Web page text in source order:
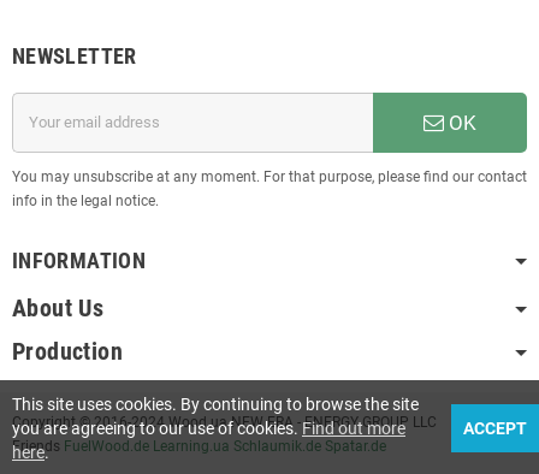
NEWSLETTER
OK
You may unsubscribe at any moment. For that purpose, please find our contact
info in the legal notice.
INFORMATION
About Us
Production
Copyright © 2016-2024 Wood.ua NEW ERA - ENERGY GROUP LLC
Friends FuelWood.de Learning.ua Schlaumik.de Spatar.de
This site uses cookies. By continuing to browse the site
you are agreeing to our use of cookies.Find out more
here.
ACCEPT